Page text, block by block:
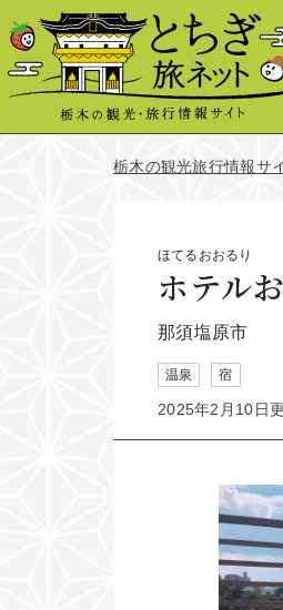
栃木の観光旅行情報サ
ほてるおおるり
ホテル
那須塩原市
温泉 宿
2025年2月10日